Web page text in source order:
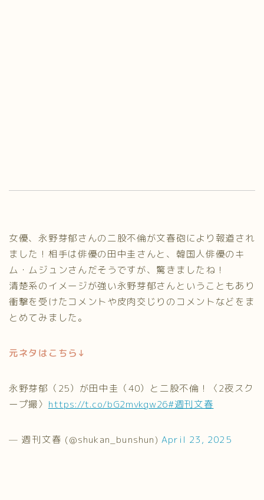
女優、永野芽郁さんの二股不倫が文春砲により報道され
ました！相手は俳優の田中圭さんと、韓国人俳優のキ
ム・ムジュンさんだそうですが、驚きましたね！
清楚系のイメージが強い永野芽郁さんということもあり
衝撃を受けたコメントや皮肉交じりのコメントなどをま
とめてみました。
元ネタはこちら↓
永野芽郁（25）が田中圭（40）と二股不倫！〈2夜スク
ープ撮〉 https://t.co/bG2mvkgw26#週刊文春
— 週刊文春 (@shukan_bunshun) April 23, 2025